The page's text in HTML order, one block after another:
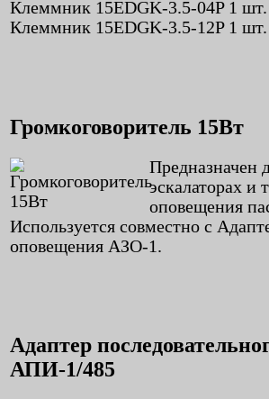
Клеммник 15EDGK-3.5-04P 1 шт.
Клеммник 15EDGK-3.5-12P 1 шт.
Громкоговоритель 15Вт
Предназначен
эскалаторах и
оповещения
Используется совместно с
оповещения АЗО-1.
Адаптер
АПИ-1/485